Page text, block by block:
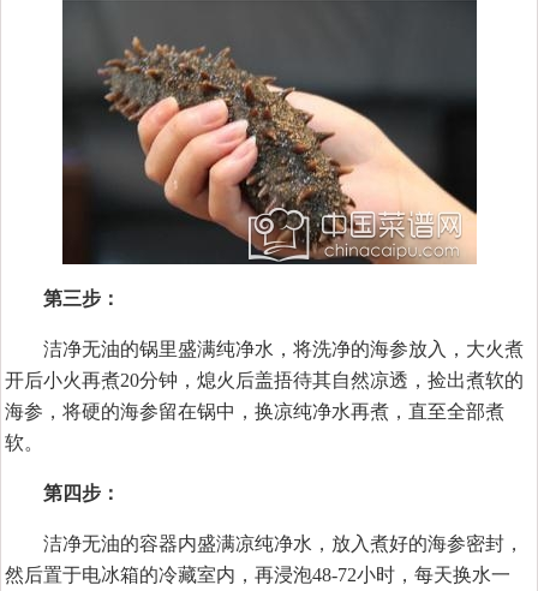
第三步：
洁净无油的锅里盛满纯净水，将洗净的海参放入，大火煮
开后小火再煮20分钟，熄火后盖捂待其自然凉透，捡出煮软的
海参，将硬的海参留在锅中，换凉纯净水再煮，直至全部煮
软。
第四步：
洁净无油的容器内盛满凉纯净水，放入煮好的海参密封，
然后置于电冰箱的冷藏室内，再浸泡48-72小时，每天换水一